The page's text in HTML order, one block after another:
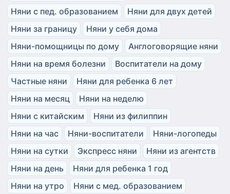
Няни с пед. образованием
Няни для двух детей
Няни за границу
Няни у себя дома
Няни-помощницы по дому
Англоговорящие няни
Няни на время болезни
Воспитатели на дому
Частные няни
Няни для ребенка 6 лет
Няни на месяц
Няни на неделю
Няни с китайским
Няни из филиппин
Няни на час
Няни-воспитатели
Няни-логопеды
Няни на сутки
Экспресс няни
Няни из агентств
Няни на день
Няни для ребенка 1 год
Няни на утро
Няни с мед. образованием